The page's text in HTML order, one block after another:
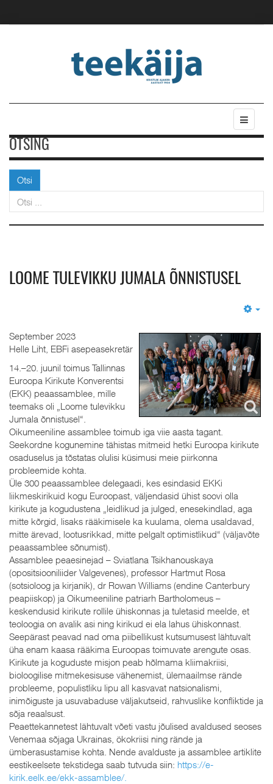
OTSING
Otsi
LOOME TULEVIKKU JUMALA ÕNNISTUSEL
September 2023
Helle Liht, EBFi asepeasekretär
14.–20. juunil toimus Tallinnas
Euroopa Kirikute Konverentsi
(EKK) peaassamblee, mille
teemaks oli „Loome tulevikku
Jumala õnnistusel“.
Oikumeeniline assamblee toimub iga viie aasta tagant.
Seekordne kogunemine tähistas mitmeid hetki Euroopa kirikute
osaduselus ja tõstatas olulisi küsimusi meie piirkonna
probleemide kohta.
Üle 300 peaassamblee delegaadi, kes esindasid EKKi
liikmeskirikuid kogu Euroopast, väljendasid ühist soovi olla
kirikute ja kogudustena „leidlikud ja julged, enesekindlad, aga
mitte kõrgid, lisaks rääkimisele ka kuulama, olema usaldavad,
mitte ärevad, lootusrikkad, mitte pelgalt optimistlikud“ (väljavõte
peaassamblee sõnumist).
Assamblee peaesinejad – Sviatlana Tsikhanouskaya
(opositsiooniliider Valgevenes), professor Hartmut Rosa
(sotsioloog ja kirjanik), dr Rowan Williams (endine Canterbury
peapiiskop) ja Oikumeeniline patriarh Bartholomeus –
keskendusid kirikute rollile ühiskonnas ja tuletasid meelde, et
teoloogia on avalik asi ning kirikud ei ela lahus ühiskonnast.
Seepärast peavad nad oma piibellikust kutsumusest lähtuvalt
üha enam kaasa rääkima Euroopas toimuvate arengute osas.
Kirikute ja koguduste misjon peab hõlmama kliimakriisi,
bioloogilise mitmekesisuse vähenemist, ülemaailmse rände
probleeme, populistliku lipu all kasvavat natsionalismi,
inimõiguste ja usuvabaduse väljakutseid, rahvuslike konfliktide ja
sõja reaalsust.
Peaettekannetest lähtuvalt võeti vastu jõulised avaldused seoses
Venemaa sõjaga Ukrainas, ökokriisi ning rände ja
ümberasustamise kohta. Nende avalduste ja assamblee artiklite
eestikeelsete tekstidega saab tutvuda siin: https://e-
kirik.eelk.ee/ekk-assamblee/.